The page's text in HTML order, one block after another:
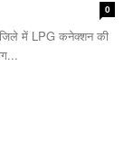
0
में LPG कनेक्शन की